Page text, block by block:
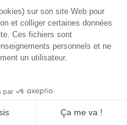
parvenir est de
les processus
par exemple dans les
en donnant aux
et ainsi d’avoir du
et heureux.